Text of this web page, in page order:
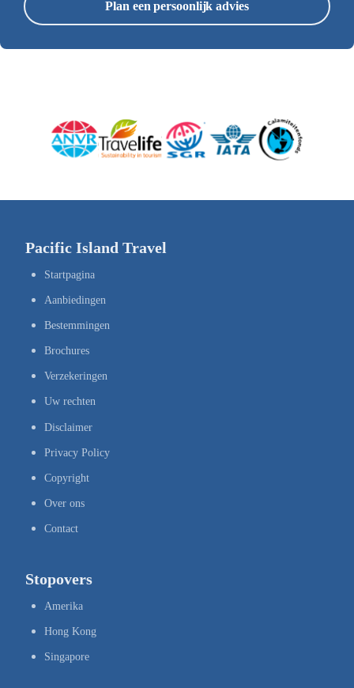
Plan een persoonlijk advies
Pacific Island Travel
Startpagina
Aanbiedingen
Bestemmingen
Brochures
Verzekeringen
Uw rechten
Disclaimer
Privacy Policy
Copyright
Over ons
Contact
Stopovers
Amerika
Hong Kong
Singapore